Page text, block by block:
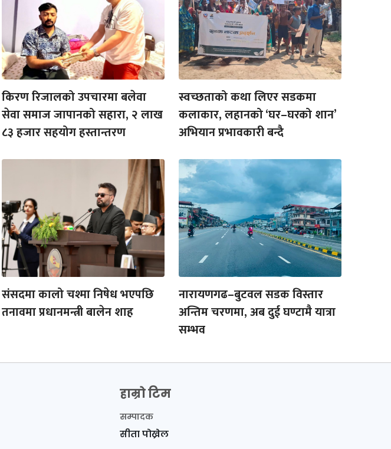
किरण रिजालको उपचारमा बलेवा
सेवा समाज जापानको सहारा, २ लाख
८३ हजार सहयोग हस्तान्तरण
स्वच्छताको कथा लिएर सडकमा
कलाकार, लहानको ‘घर–घरको शान’
अभियान प्रभावकारी बन्दै
संसदमा कालो चश्मा निषेध भएपछि
तनावमा प्रधानमन्त्री बालेन शाह
नारायणगढ–बुटवल सडक विस्तार
अन्तिम चरणमा, अब दुई घण्टामै यात्रा
सम्भव
हाम्रो टिम
सम्पादक
सीता पोख्रेल